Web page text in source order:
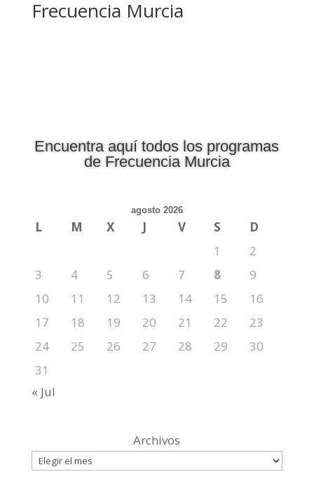
Frecuencia Murcia
Encuentra aquí todos los programas
de Frecuencia Murcia
agosto 2026
L M X J V S
D
1
2
3
4 5 6 7 8
9
10
11 12 13 14 15
16
17
18 19 20 21 22
23
24
25 26 27 28 29
30
31
« Jul
Archivos